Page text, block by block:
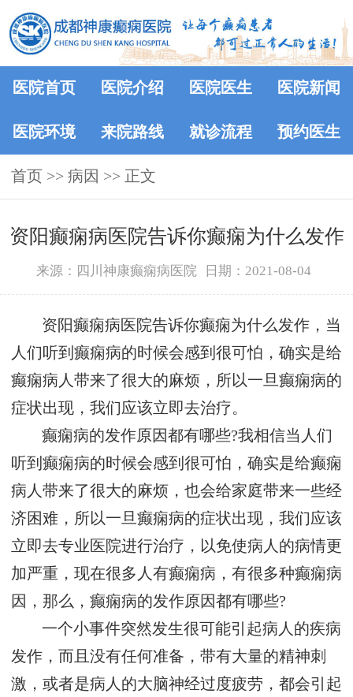
医院首页 医院介绍 医院医生 医院新闻
医院环境 来院路线 就诊流程 预约医生
首页 >> 病因 >> 正文
资阳癫痫病医院告诉你癫痫为什么发作
来源：四川神康癫痫病医院 日期：2021-08-04
资阳癫痫病医院告诉你癫痫为什么发作，当
人们听到癫痫病的时候会感到很可怕，确实是给
癫痫病人带来了很大的麻烦，所以一旦癫痫病的
症状出现，我们应该立即去治疗。
癫痫病的发作原因都有哪些?我相信当人们
听到癫痫病的时候会感到很可怕，确实是给癫痫
病人带来了很大的麻烦，也会给家庭带来一些经
济困难，所以一旦癫痫病的症状出现，我们应该
立即去专业医院进行治疗，以免使病人的病情更
加严重，现在很多人有癫痫病，有很多种癫痫病
因，那么，癫痫病的发作原因都有哪些?
一个小事件突然发生很可能引起病人的疾病
发作，而且没有任何准备，带有大量的精神刺
激，或者是病人的大脑神经过度疲劳，都会引起